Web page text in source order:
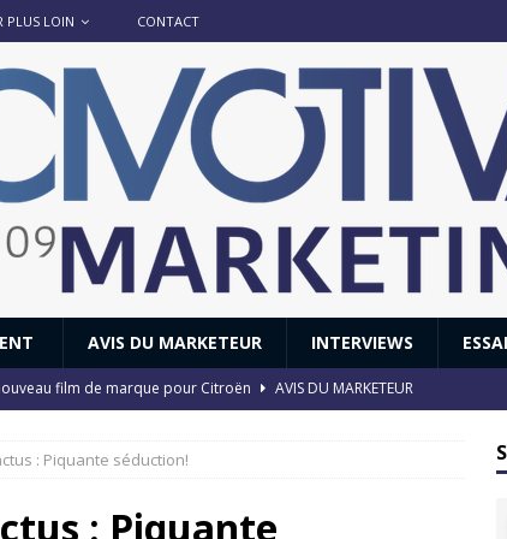
PLUS LOIN CONTACT
AVIS DU MARKETEUR INTERVIEWS
film de marque pour Citroën
AVIS DU MARKETEUR
GTi : naissance d’une légende
Honda dévoile un spot publicitaire… confiné!
: Piquante séduction!
: Piquante